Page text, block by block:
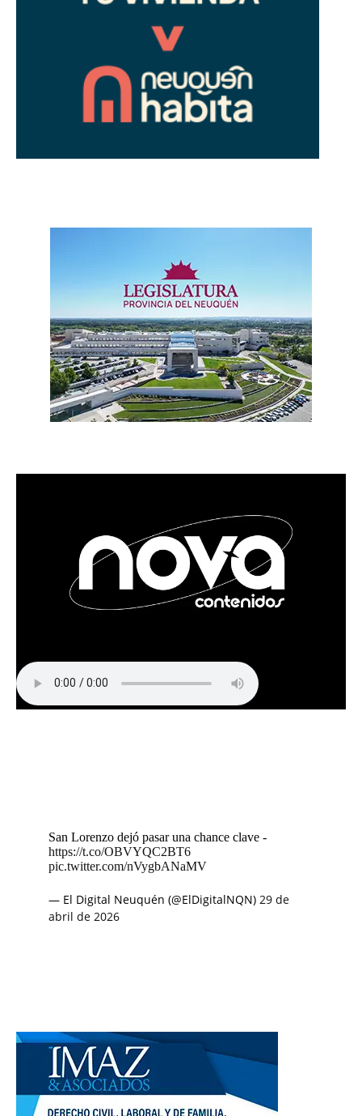
San Lorenzo dejó pasar una chance clave -
https://t.co/OBVYQC2BT6
pic.twitter.com/nVygbANaMV
— El Digital Neuquén (@ElDigitalNQN) 29 de
abril de 2026